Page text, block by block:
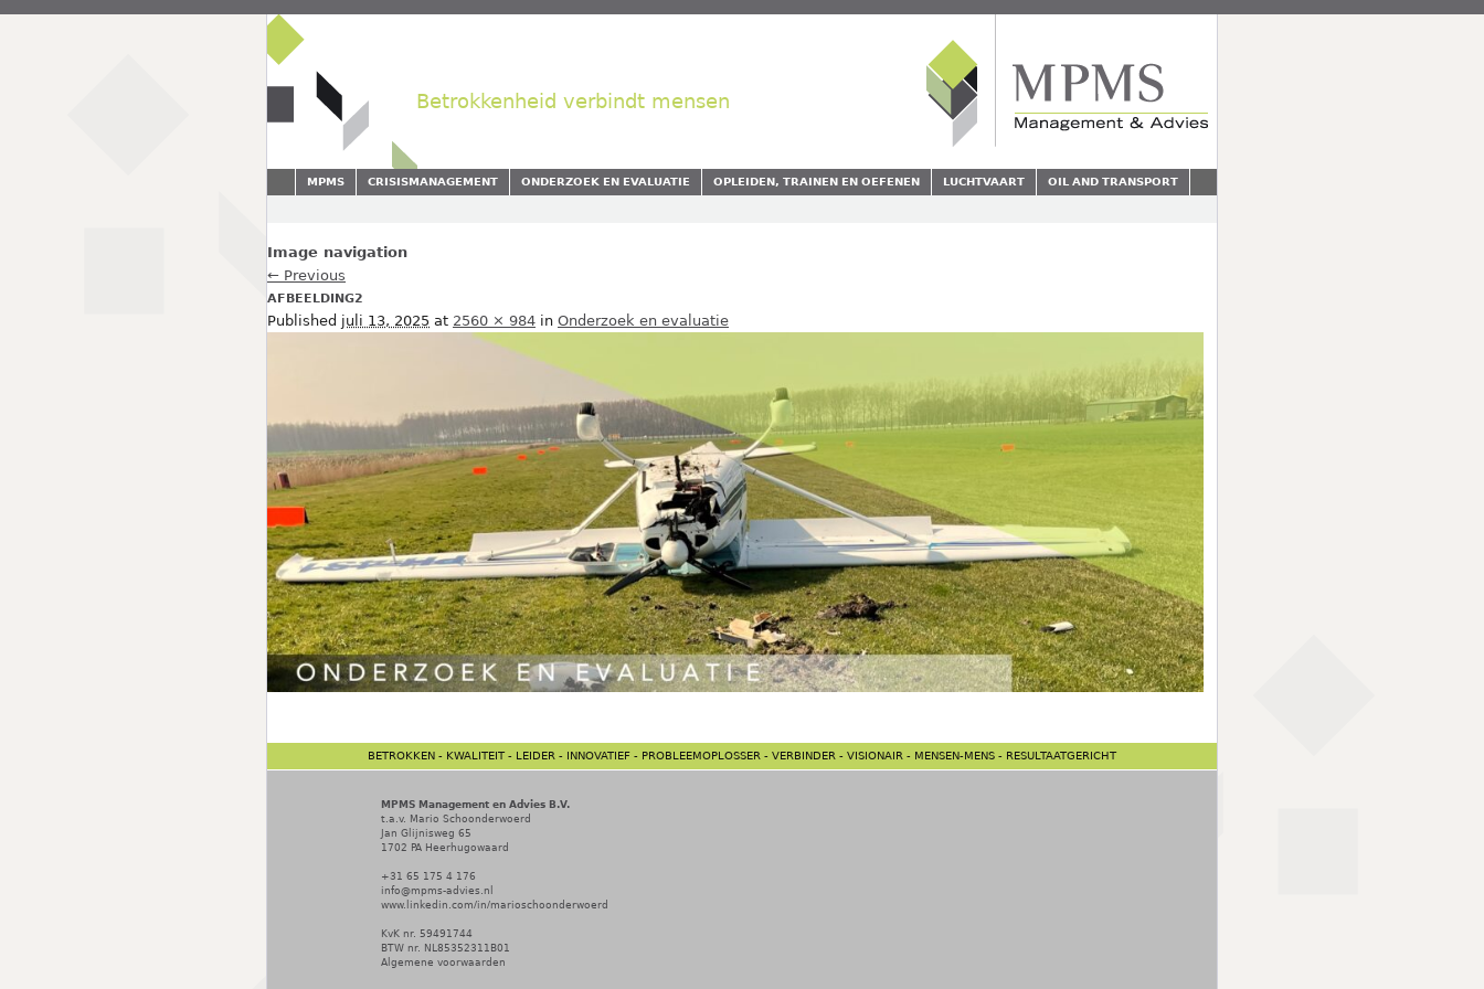
Betrokkenheid verbindt mensen
MPMS CRISISMANAGEMENT ONDERZOEK EN EVALUATIE OPLEIDEN, TRAINEN EN OEFENEN LUCHTVAART OIL AND TRANSPORT
Image navigation
← Previous
AFBEELDING2
Published juli 13, 2025 at 2560 × 984 in Onderzoek en evaluatie
BETROKKEN - KWALITEIT - LEIDER - INNOVATIEF - PROBLEEMOPLOSSER - VERBINDER - VISIONAIR - MENSEN-MENS - RESULTAATGERICHT
MPMS Management en Advies B.V.
t.a.v. Mario Schoonderwoerd
Jan Glijnisweg 65
1702 PA Heerhugowaard
+31 65 175 4 176
info@mpms-advies.nl
www.linkedin.com/in/marioschoonderwoerd
KvK nr. 59491744
BTW nr. NL85352311B01
Algemene voorwaarden